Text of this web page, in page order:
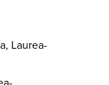
Laurea-